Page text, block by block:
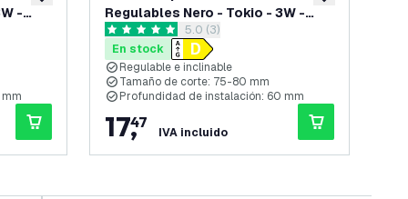
-
Regulables Nero - Tokio - 3W -
2700K - ø92mm - 3 Pack
abrir el panel de reseñas
5 estrellas de puntuación
5.0 (3)
En stock
Regulable e inclinable
Tamaño de corte: 75-80 mm
Profundidad de instalación: 60 mm
17,
47
IVA incluido